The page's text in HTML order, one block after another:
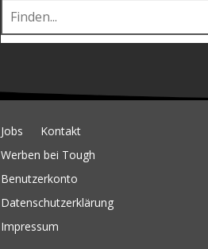
Jobs
Kontakt
Werben bei Tough
Benutzerkonto
Datenschutzerklärung
Impressum